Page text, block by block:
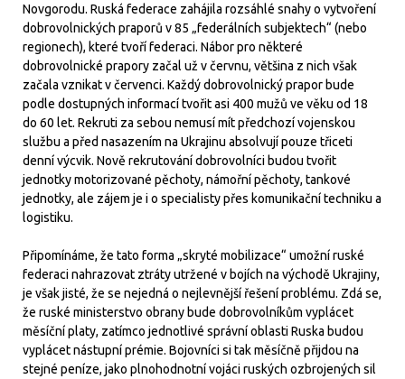
Novgorodu. Ruská federace zahájila rozsáhlé snahy o vytvoření
dobrovolnických praporů v 85 „federálních subjektech“ (nebo
regionech), které tvoří federaci. Nábor pro některé
dobrovolnické prapory začal už v červnu, většina z nich však
začala vznikat v červenci. Každý dobrovolnický prapor bude
podle dostupných informací tvořit asi 400 mužů ve věku od 18
do 60 let. Rekruti za sebou nemusí mít předchozí vojenskou
službu a před nasazením na Ukrajinu absolvují pouze třiceti
denní výcvik. Nově rekrutování dobrovolníci budou tvořit
jednotky motorizované pěchoty, námořní pěchoty, tankové
jednotky, ale zájem je i o specialisty přes komunikační techniku a
logistiku.
Připomínáme, že tato forma „skryté mobilizace“ umožní ruské
federaci nahrazovat ztráty utržené v bojích na východě Ukrajiny,
je však jisté, že se nejedná o nejlevnější řešení problému. Zdá se,
že ruské ministerstvo obrany bude dobrovolníkům vyplácet
měsíční platy, zatímco jednotlivé správní oblasti Ruska budou
vyplácet nástupní prémie. Bojovníci si tak měsíčně přijdou na
stejné peníze, jako plnohodnotní vojáci ruských ozbrojených sil